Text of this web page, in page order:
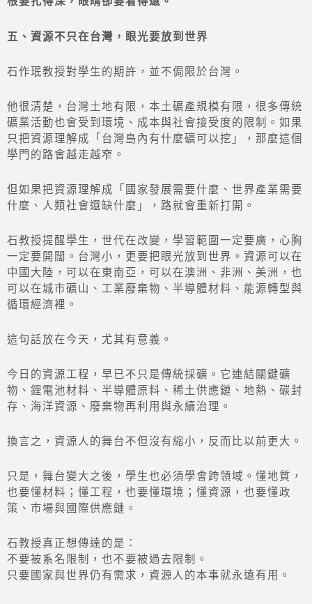
五、資源不只在台灣，眼光要放到世界
石作珉教授對學生的期許，並不侷限於台灣。
他很清楚，台灣土地有限，本土礦產規模有限，很多傳統
礦業活動也會受到環境、成本與社會接受度的限制。如果
只把資源理解成「台灣島內有什麼礦可以挖」，那麼這個
學門的路會越走越窄。
但如果把資源理解成「國家發展需要什麼、世界產業需要
什麼、人類社會還缺什麼」，路就會重新打開。
石教授提醒學生，世代在改變，學習範圍一定要廣，心胸
一定要開闊。台灣小，更要把眼光放到世界。資源可以在
中國大陸，可以在東南亞，可以在澳洲、非洲、美洲，也
可以在城市礦山、工業廢棄物、半導體材料、能源轉型與
循環經濟裡。
這句話放在今天，尤其有意義。
今日的資源工程，早已不只是傳統採礦。它連結關鍵礦
物、鋰電池材料、半導體原料、稀土供應鏈、地熱、碳封
存、海洋資源、廢棄物再利用與永續治理。
換言之，資源人的舞台不但沒有縮小，反而比以前更大。
只是，舞台變大之後，學生也必須學會跨領域。懂地質，
也要懂材料；懂工程，也要懂環境；懂資源，也要懂政
策、市場與國際供應鏈。
石教授真正想傳達的是：
不要被系名限制，也不要被過去限制。
只要國家與世界仍有需求，資源人的本事就永遠有用。